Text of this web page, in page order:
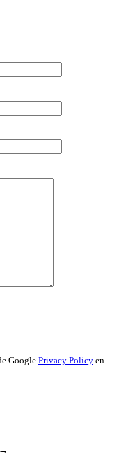
Google Privacy Policy en